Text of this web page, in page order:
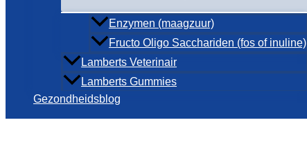
Enzymen (maagzuur)
Fructo Oligo Sacchariden (fos of inuline)
Lamberts Veterinair
Lamberts Gummies
Gezondheidsblog